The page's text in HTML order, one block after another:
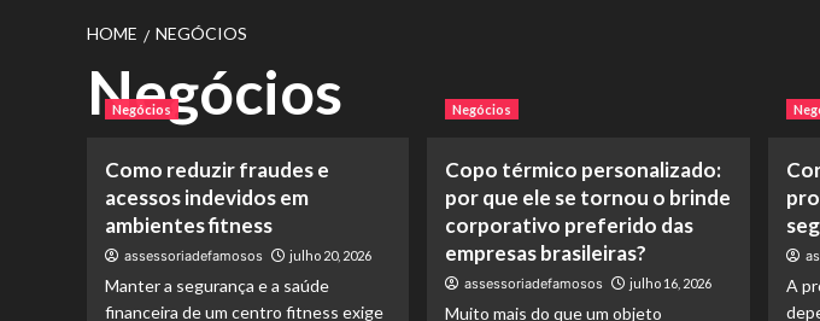
HOME NEGÓCIOS
Negócios
Negócios
Como reduzir fraudes e
acessos indevidos em
ambientes fitness
assessoriadefamosos julho 20, 2026
Manter a segurança e a saúde
financeira de um centro fitness exige
Negócios
Copo térmico personalizado:
por que ele se tornou o brinde
corporativo preferido das
empresas brasileiras?
assessoriadefamosos julho 16, 2026
Muito mais do que um objeto
A